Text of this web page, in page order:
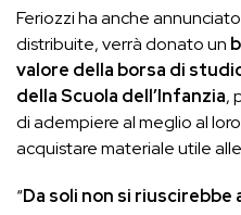
Feriozzi ha anche
distribuite, verrà donato un
valore della borsa di
della Scuola dell’Infanzia,
di adempiere al meglio al
acquistare materiale utile
“Da soli non si riuscirebbe